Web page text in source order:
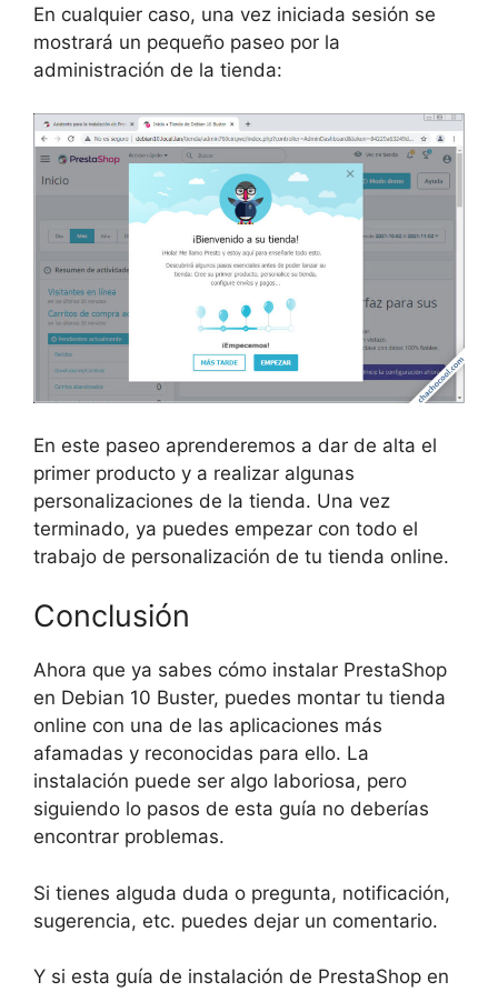
En cualquier caso, una vez iniciada sesión se
mostrará un pequeño paseo por la
administración de la tienda:
En este paseo aprenderemos a dar de alta el
primer producto y a realizar algunas
personalizaciones de la tienda. Una vez
terminado, ya puedes empezar con todo el
trabajo de personalización de tu tienda online.
Conclusión
Ahora que ya sabes cómo instalar PrestaShop
en Debian 10 Buster, puedes montar tu tienda
online con una de las aplicaciones más
afamadas y reconocidas para ello. La
instalación puede ser algo laboriosa, pero
siguiendo lo pasos de esta guía no deberías
encontrar problemas.
Si tienes alguda duda o pregunta, notificación,
sugerencia, etc. puedes dejar un comentario.
Y si esta guía de instalación de PrestaShop en